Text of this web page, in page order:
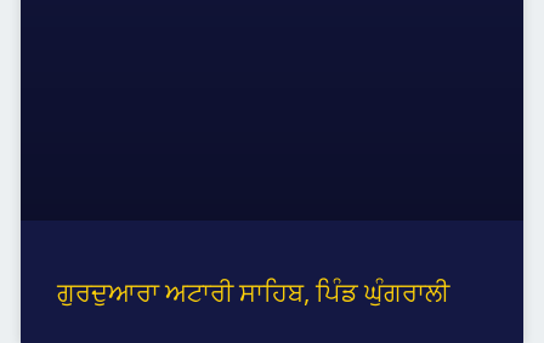
ਗੁਰਦੁਆਰਾ ਅਟਾਰੀ ਸਾਹਿਬ, ਪਿੰਡ ਘੁੰਗਰਾਲੀ